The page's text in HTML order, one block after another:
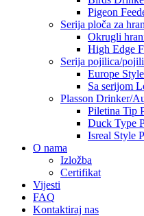
Pigeon
Serija ploča za
Okrugli
High Edge
Serija pojilica/
Europe
Sa serijom
Plasson Drinker/
Piletina Tip
Duck Type
Isreal Style
O nama
Izložba
Certifikat
Vijesti
FAQ
Kontaktiraj nas